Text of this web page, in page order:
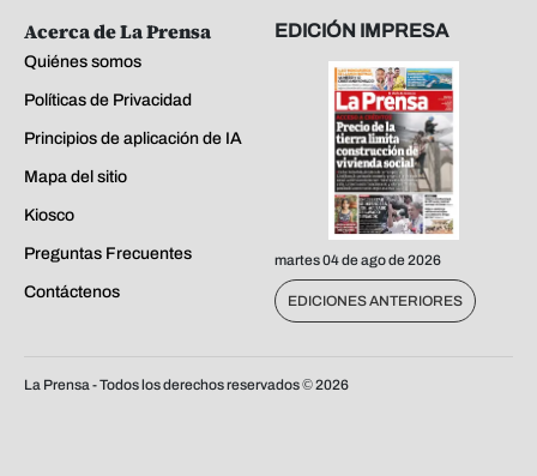
Acerca de La Prensa
Quiénes somos
Políticas de Privacidad
Principios de aplicación de IA
Mapa del sitio
Kiosco
Preguntas Frecuentes
Contáctenos
EDICIÓN IMPRESA
martes 04 de ago de 2026
EDICIONES ANTERIORES
La Prensa - Todos los derechos reservados ©2026